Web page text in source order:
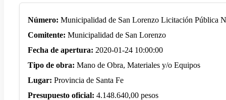
Número: Municipalidad de San Lorenzo Licitación Pública
Comitente: Municipalidad de San Lorenzo
Fecha de apertura: 2020-01-24 10:00:00
Tipo de obra: Mano de Obra, Materiales y/o Equipos
Lugar: Provincia de Santa Fe
Presupuesto oficial: 4.148.640,00 pesos